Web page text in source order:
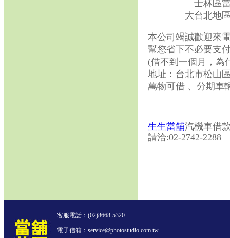
士林區當
大台北地區優
本公司竭誠歡迎來
幫您省下不必要支
(借不到一個月，為
地址：台北市松山
萬物可借 、分期車
生生當舖汽機車借
請洽:02-2742-2288
客服電話： (02)8668-5320
電子信箱：service@photostudio.com.tw